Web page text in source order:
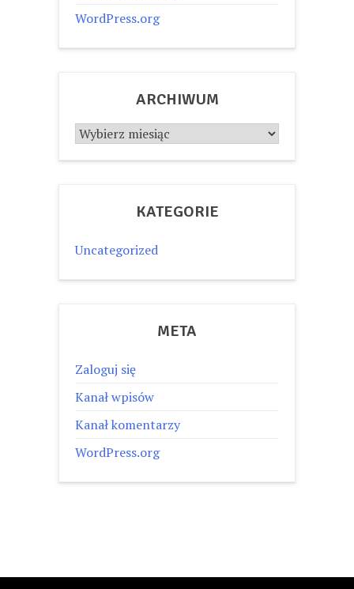
WordPress.org
ARCHIWUM
Archiwum
KATEGORIE
Uncategorized
META
Zaloguj się
Kanał wpisów
Kanał komentarzy
WordPress.org